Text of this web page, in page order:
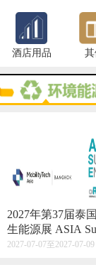
酒店用品
2027年第37届泰
生能源展 ASIA
nergy Week
2027-07-07至2027-07-09